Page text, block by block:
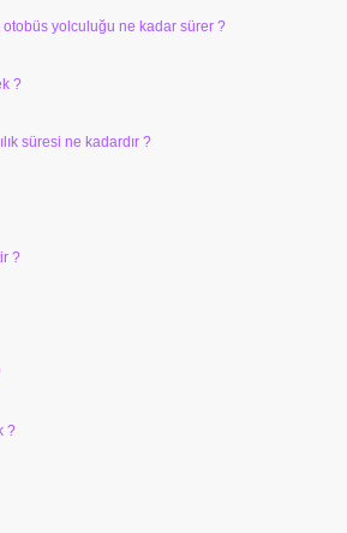
otobüs yolculuğu ne kadar sürer ?
?
süresi ne kadardır ?
?
?